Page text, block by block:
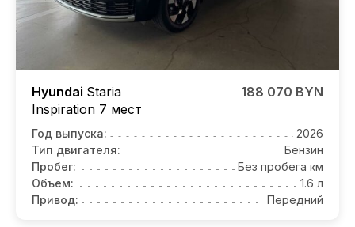
Hyundai Staria
Inspiration 7 мест
188 070 BYN
Год выпуска:
2026
Тип двигателя:
Бензин
Пробег:
Без пробега км
Объем:
1.6 л
Привод:
Передний